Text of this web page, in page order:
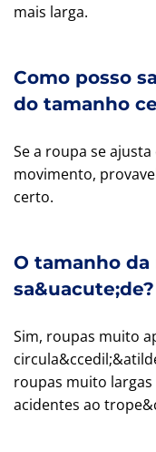
mais larga.
Como posso
do tamanho
Se a roupa se
movimento,
certo.
O tamanho da
sa&uacute;de?
Sim, roupas muito
roupas muito
acidentes ao